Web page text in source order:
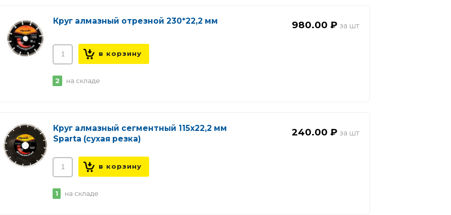
Круг алмазный отрезной 230*22,2 мм 980.00 ₽
2 на складе
Круг алмазный сегментный 115х22,2 мм
Sparta (сухая резка)
240.00 ₽
1 на складе